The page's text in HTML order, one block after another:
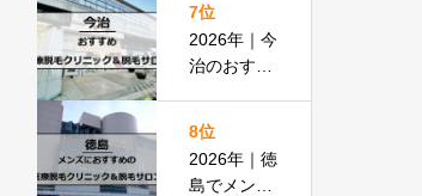
ン全19選
7位
2026年｜今
治のおすす
＆脱毛サロ
ン全13選
8位
2026年｜徳
島でメンズ